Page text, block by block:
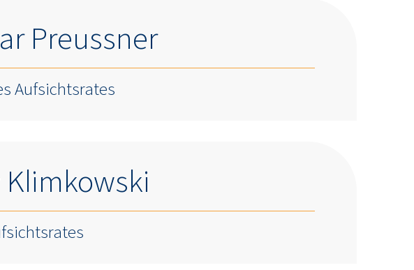
Preussner
Aufsichtsrates
Klimkowski